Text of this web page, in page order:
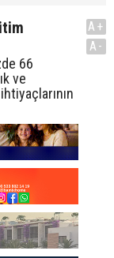
66
ve
A+
A-